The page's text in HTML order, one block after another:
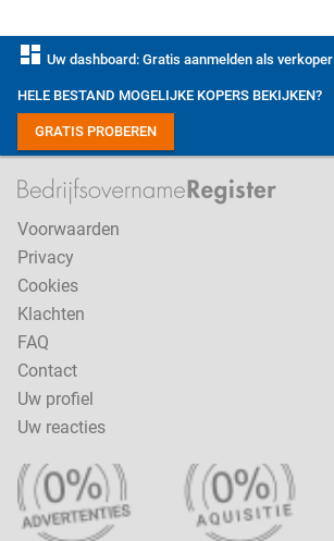
dashboard Uw dashboard: Gratis aanmelden als verkoper
HELE BESTAND MOGELIJKE KOPERS BEKIJKEN?
GRATIS PROBEREN
Voorwaarden
Privacy
Cookies
Klachten
FAQ
Contact
Uw profiel
Uw reacties